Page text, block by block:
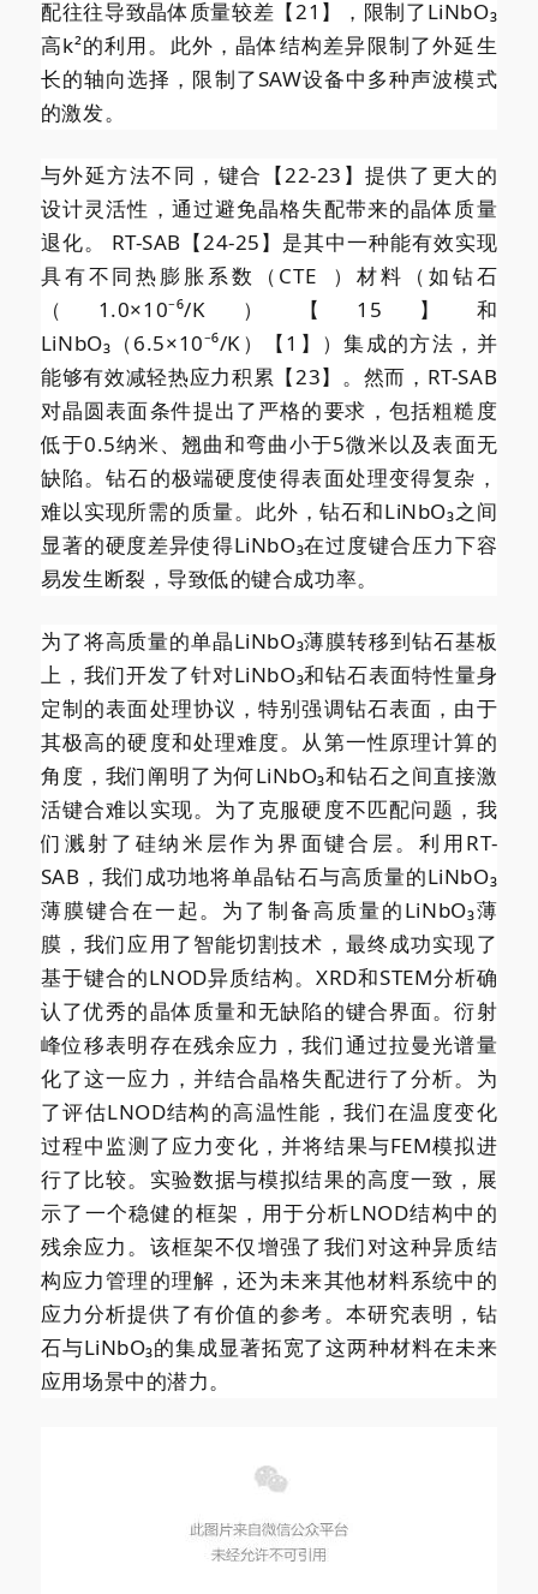
配往往导致晶体质量较差【21】，限制了LiNbO₃
高k²的利用。此外，晶体结构差异限制了外延生
长的轴向选择，限制了SAW设备中多种声波模式
的激发。
与外延方法不同，键合【22-23】提供了更大的
设计灵活性，通过避免晶格失配带来的晶体质量
退化。 RT-SAB【24-25】是其中一种能有效实现
具有不同热膨胀系数（ CTE
）材料（如钻石
（1.0×10⁻⁶/K）【15】和
LiNbO₃（6.5×10⁻⁶/K）【1】）集成的方法，并
能够有效减轻热应力积累【23】。然而，RT-SAB
对晶圆表面条件提出了严格的要求，包括粗糙度
低于0.5纳米、翘曲和弯曲小于5微米以及表面无
缺陷。钻石的极端硬度使得表面处理变得复杂，
难以实现所需的质量。此外，钻石和LiNbO₃之间
显著的硬度差异使得LiNbO₃在过度键合压力下容
易发生断裂，导致低的键合成功率。
为了将高质量的单晶LiNbO₃薄膜转移到钻石基板
上，我们开发了针对LiNbO₃和钻石表面特性量身
定制的表面处理协议，特别强调钻石表面，由于
其极高的硬度和处理难度。从第一性原理计算的
角度，我们阐明了为何LiNbO₃和钻石之间直接激
活键合难以实现。为了克服硬度不匹配问题，我
们溅射了硅纳米层作为界面键合层。利用RT-
SAB，我们成功地将单晶钻石与高质量的LiNbO₃
薄膜键合在一起。为了制备高质量的LiNbO₃薄
膜，我们应用了智能切割技术，最终成功实现了
基于键合的LNOD异质结构。XRD和STEM分析确
认了优秀的晶体质量和无缺陷的键合界面。衍射
峰位移表明存在残余应力，我们通过拉曼光谱量
化了这一应力，并结合晶格失配进行了分析。为
了评估LNOD结构的高温性能，我们在温度变化
过程中监测了应力变化，并将结果与FEM模拟进
行了比较。实验数据与模拟结果的高度一致，展
示了一个稳健的框架，用于分析LNOD结构中的
残余应力。该框架不仅增强了我们对这种异质结
构应力管理的理解，还为未来其他材料系统中的
应力分析提供了有价值的参考。本研究表明，钻
石与LiNbO₃的集成显著拓宽了这两种材料在未来
应用场景中的潜力。